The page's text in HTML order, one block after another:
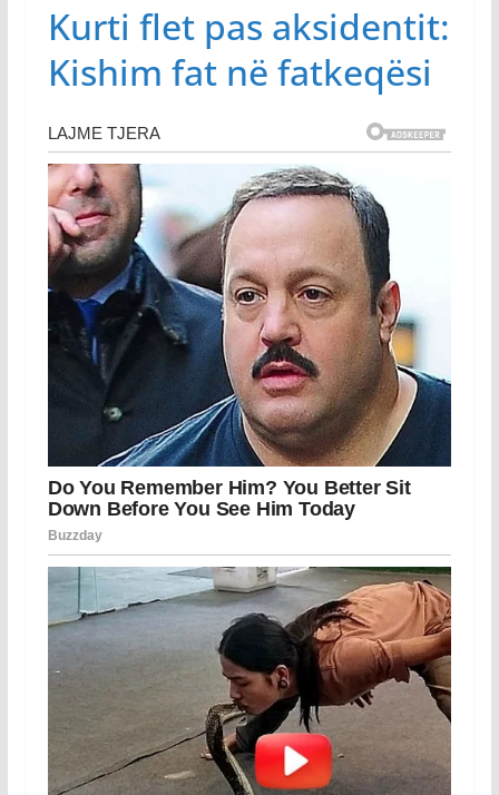
Kurti flet pas aksidentit:
Kishim fat në fatkeqësi